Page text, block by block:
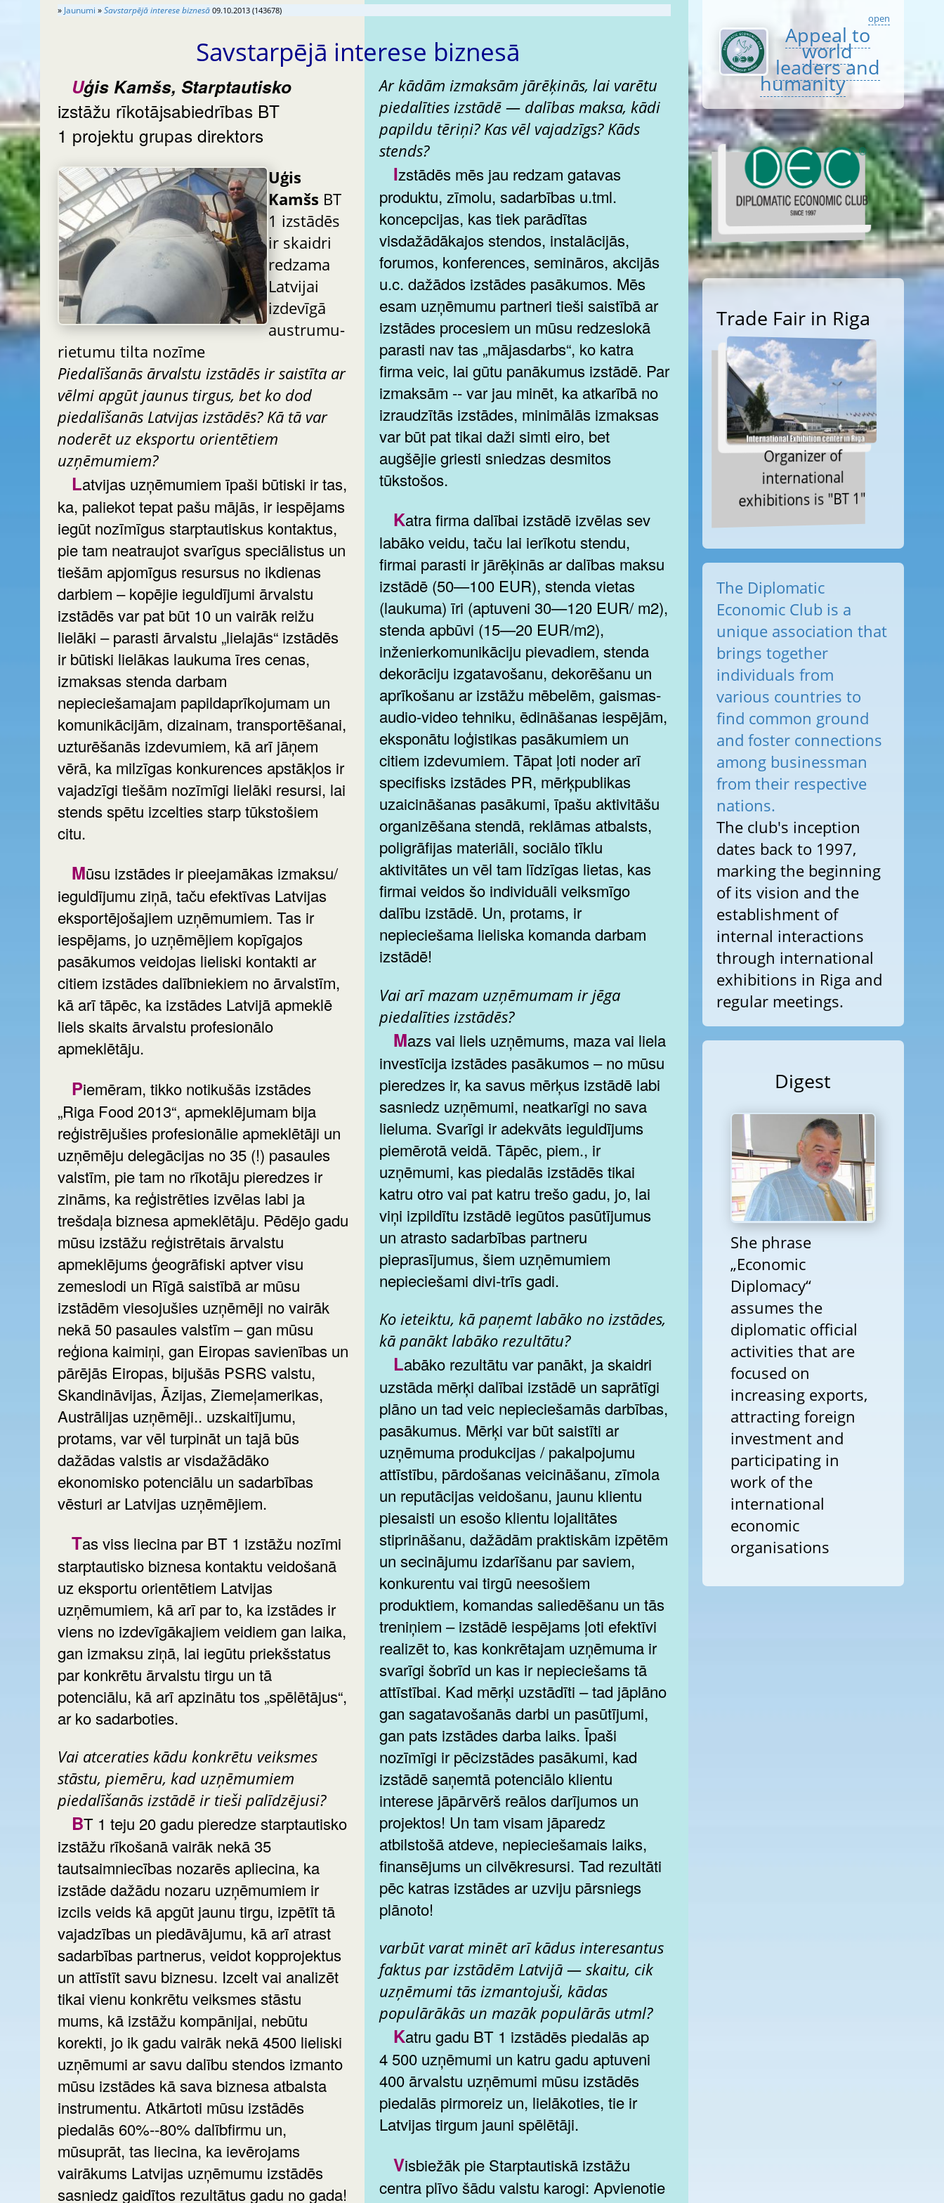
» Jaunumi »Savstarpējā interese biznesā 09.10.2013 (143678)
Savstarpējā interese biznesā
Uģis Kamšs, Starptautisko
izstāžu rīkotājsabiedrības BT
1 projektu grupas direktors
Uģis
Kamšs BT
1 izstādēs
ir skaidri
redzama
Latvijai
izdevīgā
austrumu-
rietumu tilta nozīme
Piedalīšanās ārvalstu izstādēs ir saistīta ar
vēlmi apgūt jaunus tirgus, bet ko dod
piedalīšanās Latvijas izstādēs? Kā tā var
noderēt uz eksportu orientētiem
uzņēmumiem?
Latvijas uzņēmumiem īpaši būtiski ir tas,
ka, paliekot tepat pašu mājās, ir iespējams
iegūt nozīmīgus starptautiskus kontaktus,
pie tam neatraujot svarīgus speciālistus un
tiešām apjomīgus resursus no ikdienas
darbiem – kopējie ieguldījumi ārvalstu
izstādēs var pat būt 10 un vairāk reižu
lielāki – parasti ārvalstu „lielajās“ izstādēs
ir būtiski lielākas laukuma īres cenas,
izmaksas stenda darbam
nepieciešamajam papildaprīkojumam un
komunikācijām, dizainam, transportēšanai,
uzturēšanās izdevumiem, kā arī jāņem
vērā, ka milzīgas konkurences apstākļos ir
vajadzīgi tiešām nozīmīgi lielāki resursi, lai
stends spētu izcelties starp tūkstošiem
citu.
Mūsu izstādes ir pieejamākas izmaksu/
ieguldījumu ziņā, taču efektīvas Latvijas
eksportējošajiem uzņēmumiem. Tas ir
iespējams, jo uzņēmējiem kopīgajos
pasākumos veidojas lieliski kontakti ar
citiem izstādes dalībniekiem no ārvalstīm,
kā arī tāpēc, ka izstādes Latvijā apmeklē
liels skaits ārvalstu profesionālo
apmeklētāju.
Piemēram, tikko notikušās izstādes
„Riga Food 2013“, apmeklējumam bija
reģistrējušies profesionālie apmeklētāji un
uzņēmēju delegācijas no 35 (!) pasaules
valstīm, pie tam no rīkotāju pieredzes ir
zināms, ka reģistrēties izvēlas labi ja
trešdaļa biznesa apmeklētāju. Pēdējo gadu
mūsu izstāžu reģistrētais ārvalstu
apmeklējums ģeogrāfiski aptver visu
zemeslodi un Rīgā saistībā ar mūsu
izstādēm viesojušies uzņēmēji no vairāk
nekā 50 pasaules valstīm – gan mūsu
reģiona kaimiņi, gan Eiropas savienības un
pārējās Eiropas, bijušās PSRS valstu,
Skandināvijas, Āzijas, Ziemeļamerikas,
Austrālijas uzņēmēji.. uzskaitījumu,
protams, var vēl turpināt un tajā būs
dažādas valstis ar visdažādāko
ekonomisko potenciālu un sadarbības
vēsturi ar Latvijas uzņēmējiem.
Tas viss liecina par BT 1 izstāžu nozīmi
starptautisko biznesa kontaktu veidošanā
uz eksportu orientētiem Latvijas
uzņēmumiem, kā arī par to, ka izstādes ir
viens no izdevīgākajiem veidiem gan laika,
gan izmaksu ziņā, lai iegūtu priekšstatus
par konkrētu ārvalstu tirgu un tā
potenciālu, kā arī apzinātu tos „spēlētājus“,
ar ko sadarboties.
Vai atceraties kādu konkrētu veiksmes
stāstu, piemēru, kad uzņēmumiem
piedalīšanās izstādē ir tieši palīdzējusi?
BT 1 teju 20 gadu pieredze starptautisko
izstāžu rīkošanā vairāk nekā 35
tautsaimniecības nozarēs apliecina, ka
izstāde dažādu nozaru uzņēmumiem ir
izcils veids kā apgūt jaunu tirgu, izpētīt tā
vajadzības un piedāvājumu, kā arī atrast
sadarbības partnerus, veidot kopprojektus
un attīstīt savu biznesu. Izcelt vai analizēt
tikai vienu konkrētu veiksmes stāstu
mums, kā izstāžu kompānijai, nebūtu
korekti, jo ik gadu vairāk nekā 4500 lieliski
uzņēmumi ar savu dalību stendos izmanto
mūsu izstādes kā sava biznesa atbalsta
instrumentu. Atkārtoti mūsu izstādēs
piedalās 60%--80% dalībfirmu un,
mūsuprāt, tas liecina, ka ievērojams
vairākums Latvijas uzņēmumu izstādēs
sasniedz gaidītos rezultātus gadu no gada!
Ar kādām izmaksām jārēķinās, lai varētu
piedalīties izstādē — dalības maksa, kādi
papildu tēriņi? Kas vēl vajadzīgs? Kāds
stends?
Izstādēs mēs jau redzam gatavas
produktu, zīmolu, sadarbības u.tml.
koncepcijas, kas tiek parādītas
visdažādākajos stendos, instalācijās,
forumos, konferences, semināros, akcijās
u.c. dažādos izstādes pasākumos. Mēs
esam uzņēmumu partneri tieši saistībā ar
izstādes procesiem un mūsu redzeslokā
parasti nav tas „mājasdarbs“, ko katra
firma veic, lai gūtu panākumus izstādē. Par
izmaksām -- var jau minēt, ka atkarībā no
izraudzītās izstādes, minimālās izmaksas
var būt pat tikai daži simti eiro, bet
augšējie griesti sniedzas desmitos
tūkstošos.
Katra firma dalībai izstādē izvēlas sev
labāko veidu, taču lai ierīkotu stendu,
firmai parasti ir jārēķinās ar dalības maksu
izstādē (50—100 EUR), stenda vietas
(laukuma) īri (aptuveni 30—120 EUR/ m2),
stenda apbūvi (15—20 EUR/m2),
inženierkomunikāciju pievadiem, stenda
dekorāciju izgatavošanu, dekorēšanu un
aprīkošanu ar izstāžu mēbelēm, gaismas-
audio-video tehniku, ēdināšanas iespējām,
eksponātu loģistikas pasākumiem un
citiem izdevumiem. Tāpat ļoti noder arī
specifisks izstādes PR, mērķpublikas
uzaicināšanas pasākumi, īpašu aktivitāšu
organizēšana stendā, reklāmas atbalsts,
poligrāfijas materiāli, sociālo tīklu
aktivitātes un vēl tam līdzīgas lietas, kas
firmai veidos šo individuāli veiksmīgo
dalību izstādē. Un, protams, ir
nepieciešama lieliska komanda darbam
izstādē!
Vai arī mazam uzņēmumam ir jēga
piedalīties izstādēs?
Mazs vai liels uzņēmums, maza vai liela
investīcija izstādes pasākumos – no mūsu
pieredzes ir, ka savus mērķus izstādē labi
sasniedz uzņēmumi, neatkarīgi no sava
lieluma. Svarīgi ir adekvāts ieguldījums
piemērotā veidā. Tāpēc, piem., ir
uzņēmumi, kas piedalās izstādēs tikai
katru otro vai pat katru trešo gadu, jo, lai
viņi izpildītu izstādē iegūtos pasūtījumus
un atrasto sadarbības partneru
pieprasījumus, šiem uzņēmumiem
nepieciešami divi-trīs gadi.
Ko ieteiktu, kā paņemt labāko no izstādes,
kā panākt labāko rezultātu?
Labāko rezultātu var panākt, ja skaidri
uzstāda mērķi dalībai izstādē un saprātīgi
plāno un tad veic nepieciešamās darbības,
pasākumus. Mērķi var būt saistīti ar
uzņēmuma produkcijas / pakalpojumu
attīstību, pārdošanas veicināšanu, zīmola
un reputācijas veidošanu, jaunu klientu
piesaisti un esošo klientu lojalitātes
stiprināšanu, dažādām praktiskām izpētēm
un secinājumu izdarīšanu par saviem,
konkurentu vai tirgū neesošiem
produktiem, komandas saliedēšanu un tās
treniņiem – izstādē iespējams ļoti efektīvi
realizēt to, kas konkrētajam uzņēmuma ir
svarīgi šobrīd un kas ir nepieciešams tā
attīstībai. Kad mērķi uzstādīti – tad jāplāno
gan sagatavošanās darbi un pasūtījumi,
gan pats izstādes darba laiks. Īpaši
nozīmīgi ir pēcizstādes pasākumi, kad
izstādē saņemtā potenciālo klientu
interese jāpārvērš reālos darījumos un
projektos! Un tam visam jāparedz
atbilstošā atdeve, nepieciešamais laiks,
finansējums un cilvēkresursi. Tad rezultāti
pēc katras izstādes ar uzviju pārsniegs
plānoto!
varbūt varat minēt arī kādus interesantus
faktus par izstādēm Latvijā — skaitu, cik
uzņēmumi tās izmantojuši, kādas
populārākās un mazāk populārās utml?
Katru gadu BT 1 izstādēs piedalās ap
4 500 uzņēmumi un katru gadu aptuveni
400 ārvalstu uzņēmumi mūsu izstādēs
piedalās pirmoreiz un, lielākoties, tie ir
Latvijas tirgum jauni spēlētāji.
Visbiežāk pie Starptautiskā izstāžu
centra plīvo šādu valstu karogi: Apvienotie
open
Appeal to
world
leaders and
humanity
Trade Fair in Riga
Organizer of
international
exhibitions is "BT 1"
The Diplomatic
Economic Club is a
unique association that
brings together
individuals from
various countries to
find common ground
and foster connections
among businessman
from their respective
nations.
The club's inception
dates back to 1997,
marking the beginning
of its vision and the
establishment of
internal interactions
through international
exhibitions in Riga and
regular meetings.
Digest
She phrase
„Economic
Diplomacy“
assumes the
diplomatic official
activities that are
focused on
increasing exports,
attracting foreign
investment and
participating in
work of the
international
economic
organisations